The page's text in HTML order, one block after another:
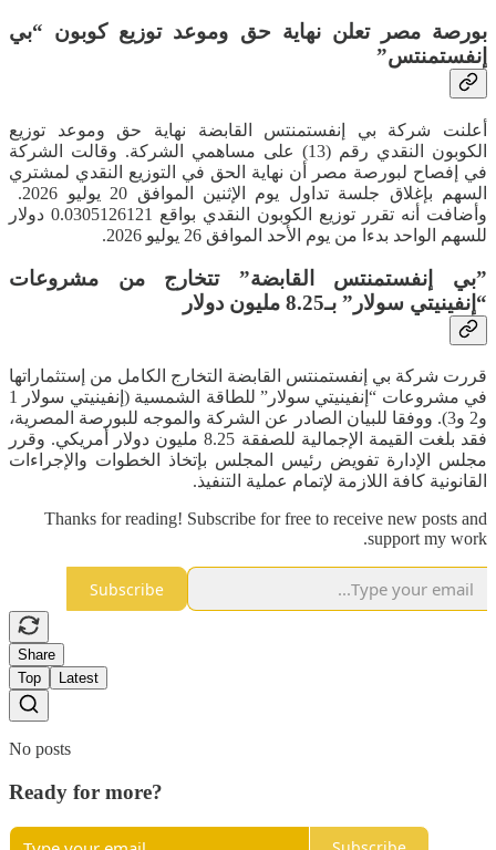
بورصة مصر تعلن نهاية حق وموعد توزيع كوبون “بي
إنفستمنتس”
أعلنت شركة بي إنفستمنتس القابضة نهاية حق وموعد توزيع
الكوبون النقدي رقم (13) على مساهمي الشركة. وقالت الشركة
في إفصاح لبورصة مصر أن نهاية الحق في التوزيع النقدي لمشتري
السهم بإغلاق جلسة تداول يوم الإثنين الموافق 20 يوليو 2026. ​
وأضافت أنه تقرر توزيع الكوبون النقدي بواقع 0.0305126121 دولار
للسهم الواحد بدءا من يوم الأحد الموافق 26 يوليو 2026.
​”بي إنفستمنتس القابضة” تتخارج من مشروعات
“إنفينيتي سولار” بـ8.25 مليون دولار
قررت شركة بي إنفستمنتس القابضة التخارج الكامل من إستثماراتها
في مشروعات “إنفينيتي سولار” للطاقة الشمسية (إنفينيتي سولار 1
و2 و3). ​ووفقا للبيان الصادر عن الشركة والموجه للبورصة المصرية،
فقد بلغت القيمة الإجمالية للصفقة 8.25 مليون دولار أمريكي. وقرر
مجلس الإدارة تفويض رئيس المجلس بإتخاذ الخطوات والإجراءات
القانونية كافة اللازمة لإتمام عملية التنفيذ.
Thanks for reading! Subscribe for free to receive new posts and
support my work.
Subscribe
Share
Top
Latest
No posts
Ready for more?